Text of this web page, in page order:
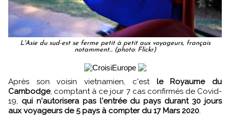
L'Asie du sud-est se ferme petit à petit aux voyageurs, français
notamment... (photo: Flickr)
Après son voisin vietnamien, c'est le Royaume du
Cambodge, comptant à ce jour 7 cas confirmés de Covid-
19, qui n'autorisera pas l'entrée du pays durant 30 jours
aux voyageurs de 5 pays à compter du 17 Mars 2020.